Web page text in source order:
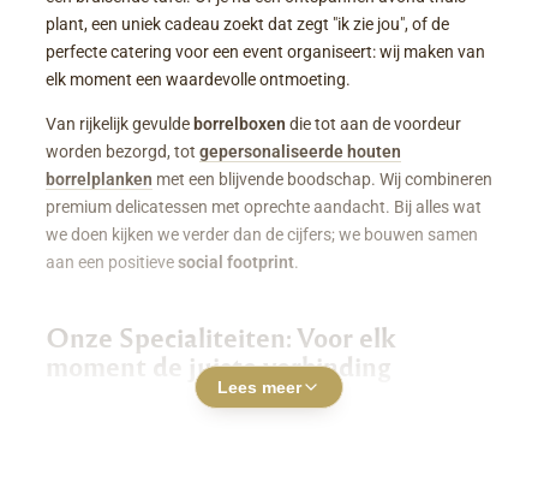
plant, een uniek cadeau zoekt dat zegt "ik zie jou", of de
perfecte catering voor een event organiseert: wij maken van
elk moment een waardevolle ontmoeting.
Van rijkelijk gevuldeborrelboxen die tot aan de voordeur
worden bezorgd, tot gepersonaliseerde houten
borrelplanken met een blijvende boodschap. Wij combineren
premium delicatessen met oprechte aandacht. Bij alles wat
we doen kijken we verder dan de cijfers; we bouwen samen
aan een positievesocial footprint.
Onze Specialiteiten: Voor elk
moment de juiste verbinding
Luxe Borrelboxen & Borrelpakketten
Lees meer